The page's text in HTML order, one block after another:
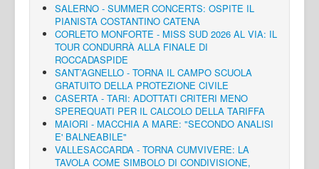
SALERNO - SUMMER CONCERTS: OSPITE IL
PIANISTA COSTANTINO CATENA
CORLETO MONFORTE - MISS SUD 2026 AL VIA: IL
TOUR CONDURRÀ ALLA FINALE DI
ROCCADASPIDE
SANT’AGNELLO - TORNA IL CAMPO SCUOLA
GRATUITO DELLA PROTEZIONE CIVILE
CASERTA - TARI: ADOTTATI CRITERI MENO
SPEREQUATI PER IL CALCOLO DELLA TARIFFA
MAIORI - MACCHIA A MARE: "SECONDO ANALISI
E' BALNEABILE"
VALLESACCARDA - TORNA CUMVIVERE: LA
TAVOLA COME SIMBOLO DI CONDIVISIONE,